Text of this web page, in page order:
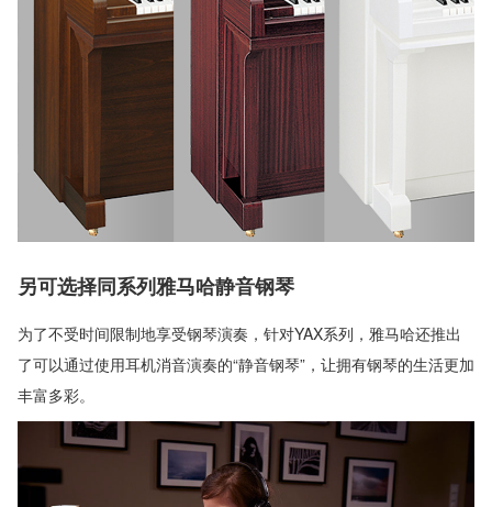
另可选择同系列雅马哈静音钢琴
为了不受时间限制地享受钢琴演奏，针对YAX系列，雅马哈还推出
了可以通过使用耳机消音演奏的“静音钢琴”，让拥有钢琴的生活更加
丰富多彩。